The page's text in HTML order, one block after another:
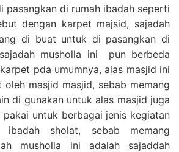
pasangkan di rumah ibadah seperti
dengan karpet majsid, sajadah
di buat untuk di pasangkan di
musholla ini pun berbeda
pda umumnya, alas masjid ini
oleh masjid masjid, sebab memang
di gunakan untuk alas masjid juga
untuk berbagai jenis kegiatan
ibadah sholat, sebab memang
musholla ini adalah sajaddah